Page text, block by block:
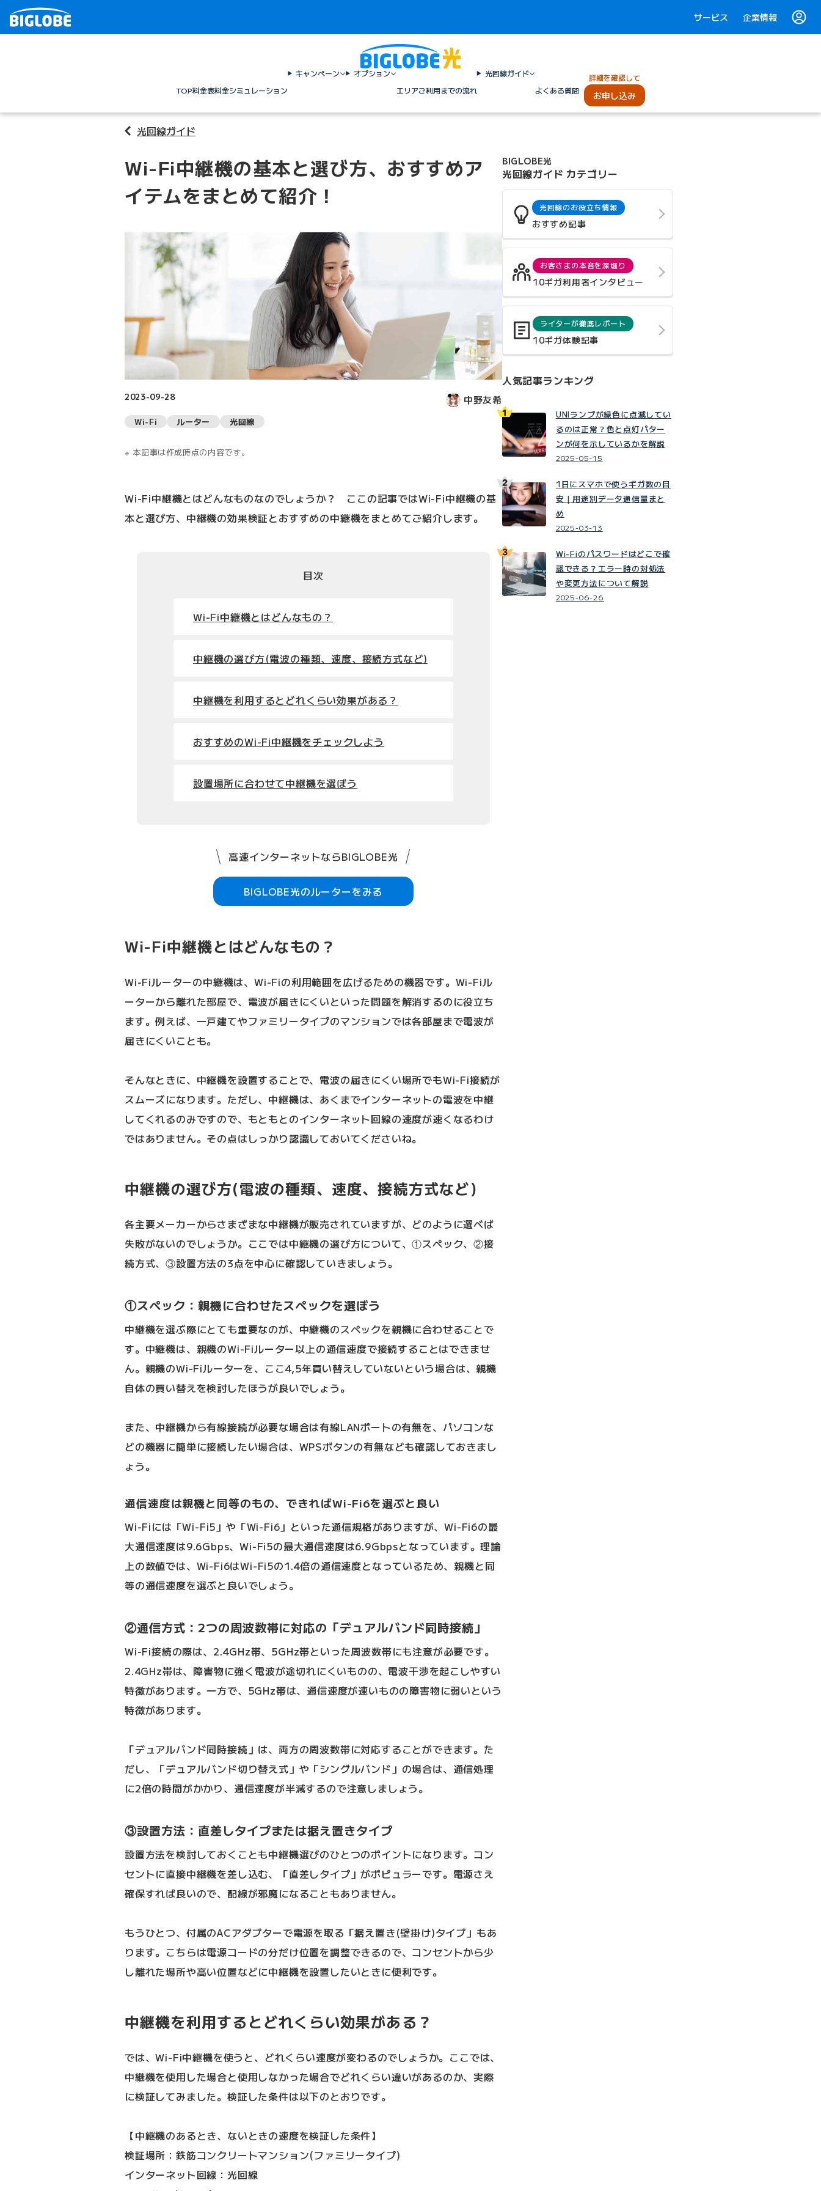
サービス 企業情報
TOP料金表料金シミュレーション
キャンペーン
オプション
エリアご利用までの流れ
光回線ガイド
よくある質問
詳細を確認して
お申し込み
光回線ガイド
Wi-Fi中継機の基本と選び方、おすすめア
イテムをまとめて紹介！
2023-09-28 中野友希
Wi-Fi ルーター 光回線
本記事は作成時点の内容です。
Wi-Fi中継機とはどんなものなのでしょうか？ ここの記事ではWi-Fi中継機の基
本と選び方、中継機の効果検証とおすすめの中継機をまとめてご紹介します。
目次
Wi-Fi中継機とはどんなもの？
中継機の選び方(電波の種類、速度、接続方式など)
中継機を利用するとどれくらい効果がある？
おすすめのWi-Fi中継機をチェックしよう
設置場所に合わせて中継機を選ぼう
高速インターネットならBIGLOBE光
BIGLOBE光のルーターをみる
Wi-Fi中継機とはどんなもの？
Wi-Fiルーターの中継機は、Wi-Fiの利用範囲を広げるための機器です。Wi-Fiル
ーターから離れた部屋で、電波が届きにくいといった問題を解消するのに役立ち
ます。例えば、一戸建てやファミリータイプのマンションでは各部屋まで電波が
届きにくいことも。
そんなときに、中継機を設置することで、電波の届きにくい場所でもWi-Fi接続が
スムーズになります。ただし、中継機は、あくまでインターネットの電波を中継
してくれるのみですので、もともとのインターネット回線の速度が速くなるわけ
ではありません。その点はしっかり認識しておいてくださいね。
中継機の選び方(電波の種類、速度、接続方式など)
各主要メーカーからさまざまな中継機が販売されていますが、どのように選べば
失敗がないのでしょうか。ここでは中継機の選び方について、①スペック、②接
続方式、③設置方法の3点を中心に確認していきましょう。
①スペック：親機に合わせたスペックを選ぼう
中継機を選ぶ際にとても重要なのが、中継機のスペックを親機に合わせることで
す。中継機は、親機のWi-Fiルーター以上の通信速度で接続することはできませ
ん。親機のWi-Fiルーターを、ここ4,5年買い替えしていないという場合は、親機
自体の買い替えを検討したほうが良いでしょう。
また、中継機から有線接続が必要な場合は有線LANポートの有無を、パソコンな
どの機器に簡単に接続したい場合は、WPSボタンの有無なども確認しておきまし
ょう。
通信速度は親機と同等のもの、できればWi-Fi6を選ぶと良い
Wi-Fiには「Wi-Fi5」や「Wi-Fi6」といった通信規格がありますが、Wi-Fi6の最
大通信速度は9.6Gbps、Wi-Fi5の最大通信速度は6.9Gbpsとなっています。理論
上の数値では、Wi-Fi6はWi-Fi5の1.4倍の通信速度となっているため、親機と同
等の通信速度を選ぶと良いでしょう。
②通信方式：2つの周波数帯に対応の「デュアルバンド同時接続」
Wi-Fi接続の際は、2.4GHz帯、5GHz帯といった周波数帯にも注意が必要です。
2.4GHz帯は、障害物に強く電波が途切れにくいものの、電波干渉を起こしやすい
特徴があります。一方で、5GHz帯は、通信速度が速いものの障害物に弱いという
特徴があります。
「デュアルバンド同時接続」は、両方の周波数帯に対応することができます。た
だし、「デュアルバンド切り替え式」や「シングルバンド」の場合は、通信処理
に2倍の時間がかかり、通信速度が半減するので注意しましょう。
③設置方法：直差しタイプまたは据え置きタイプ
設置方法を検討しておくことも中継機選びのひとつのポイントになります。コン
セントに直接中継機を差し込む、「直差しタイプ」がポピュラーです。電源さえ
確保すれば良いので、配線が邪魔になることもありません。
もうひとつ、付属のACアダプターで電源を取る「据え置き(壁掛け)タイプ」もあ
ります。こちらは電源コードの分だけ位置を調整できるので、コンセントから少
し離れた場所や高い位置などに中継機を設置したいときに便利です。
中継機を利用するとどれくらい効果がある？
では、Wi-Fi中継機を使うと、どれくらい速度が変わるのでしょうか。ここでは、
中継機を使用した場合と使用しなかった場合でどれくらい違いがあるのか、実際
に検証してみました。検証した条件は以下のとおりです。
【中継機のあるとき、ないときの速度を検証した条件】
検証場所：鉄筋コンクリートマンション(ファミリータイプ)
インターネット回線：光回線
BIGLOBE光
光回線ガイド カテゴリー
光回線のお役立ち情報
おすすめ記事
お客さまの本音を深堀り
10ギガ利用者インタビュー
ライターが徹底レポート
10ギガ体験記事
人気記事ランキング
UNIランプが緑色に点滅してい
るのは正常？色と点灯パター
ンが何を示しているかを解説
2025-05-15
1日にスマホで使うギガ数の目
安｜用途別データ通信量まと
め
2025-03-13
Wi-Fiのパスワードはどこで確
認できる？エラー時の対処法
や変更方法について解説
2025-06-26